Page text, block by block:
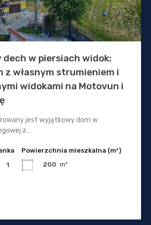
dech w piersiach widok:
z własnym strumieniem i
widokami na Motovun i
jest wyjątkowy dom w
z…
1
Powierzchnia mieszkalna (m²)
200 m²